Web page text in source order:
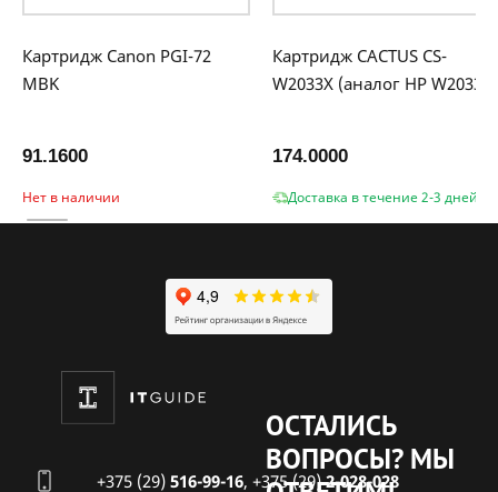
Картридж Canon PGI-72
MBK
91.1600
Нет в наличии
Картридж CACTUS CS-
W2033X (аналог HP W2033X)
174.0000
Доставка в течение 2-3 дней
+375 (29) 516-99-16, +375 (29)2-028-028
ОСТАЛИСЬ
ВОПРОСЫ? МЫ